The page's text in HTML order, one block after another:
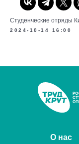
Студенческие отряды
2024-10-14 16:00
О нас